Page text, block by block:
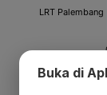
Buka di